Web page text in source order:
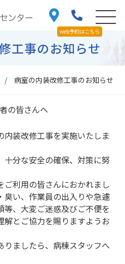
web予約はこちら
病室の内装改修工事のお知らせ
工事のお知らせ
の皆さんへ
装改修工事を実施いたしま
十分な安全の確保、対策に努
ご利用の皆さんにおかれまし
臭い、作業員の出入りや急遽
等、大変ご迷惑及びご不便を
解とご協力を賜りますようお
ましたら、病棟スタッフへ